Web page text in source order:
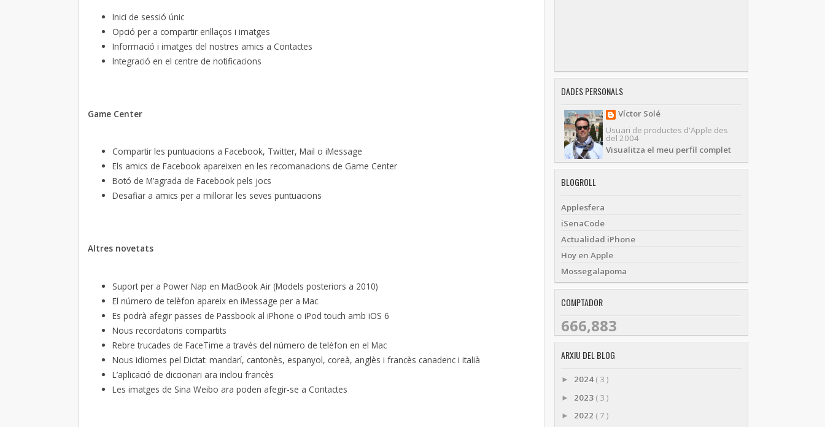
Inici de sessió únic
Opció per a compartir enllaços i imatges
Informació i imatges del nostres amics a Contactes
Integració en el centre de notificacions
Game Center
Compartir les puntuacions a Facebook, Twitter, Mail o iMessage
Els amics de Facebook apareixen en les recomanacions de Game Center
Botó de M’agrada de Facebook pels jocs
Desafiar a amics per a millorar les seves puntuacions
Altres novetats
Suport per a Power Nap en MacBook Air (Models posteriors a 2010)
El número de telèfon apareix en iMessage per a Mac
Es podrà afegir passes de Passbook al iPhone o iPod touch amb iOS 6
Nous recordatoris compartits
Rebre trucades de FaceTime a través del número de telèfon en el Mac
Nous idiomes pel Dictat: mandarí, cantonès, espanyol, coreà, anglès i francès canadenc i italià
L’aplicació de diccionari ara inclou francès
Les imatges de Sina Weibo ara poden afegir-se a Contactes
DADES PERSONALS
Víctor Solé
Usuari de productes d'Apple des
del 2004
Visualitza el meu perfil complet
BLOGROLL
Applesfera
iSenaCode
Actualidad iPhone
Hoy en Apple
Mossegalapoma
COMPTADOR
666,883
ARXIU DEL BLOG
► 2024 ( 3 )
► 2023 ( 3 )
► 2022 ( 7 )